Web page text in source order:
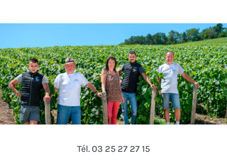
Tél. 03 25 27 27 15